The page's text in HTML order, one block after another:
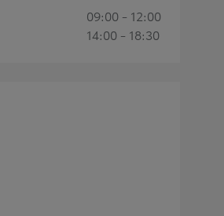
09:00 - 12:00
14:00 - 18:30